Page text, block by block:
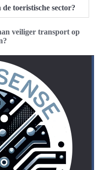
toeristische sector?
veiliger transport op